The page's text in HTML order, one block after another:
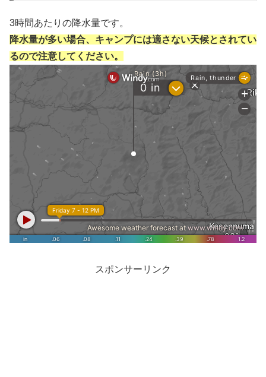
3時間あたりの降水量です。
降水量が多い場合、キャンプには適さない天候とされてい
るので注意してください。
スポンサーリンク